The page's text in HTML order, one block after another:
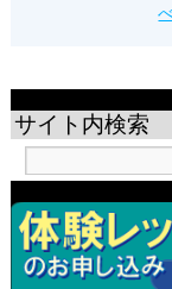
サイト内検索